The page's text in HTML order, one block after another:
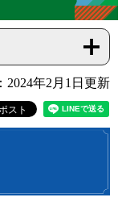
2024年2月1日更新